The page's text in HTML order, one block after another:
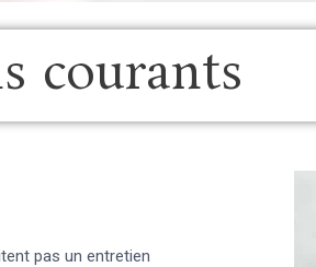
courants
pas un entretien